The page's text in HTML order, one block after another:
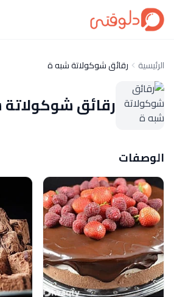
الرئيسية رقائق شوكولاتة شبه ة
رقائق
الوصفات